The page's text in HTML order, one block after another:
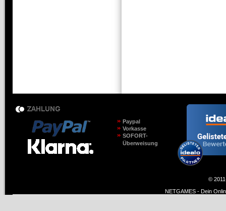
Paypal
Vorkasse
SOFORT-
Überweisung
©
NETGAMES - Dein